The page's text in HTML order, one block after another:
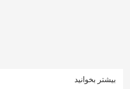
بیشتر بخوانید